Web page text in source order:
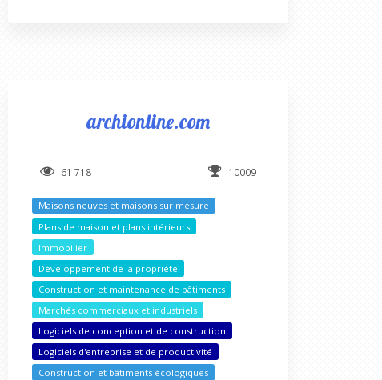
archionline.com
61 718 10009
Maisons neuves et maisons sur mesure
Plans de maison et plans intérieurs
Immobilier
Développement de la propriété
Construction et maintenance de bâtiments
Marchés commerciaux et industriels
Logiciels de conception et de construction
Logiciels d'entreprise et de productivité
Construction et bâtiments écologiques